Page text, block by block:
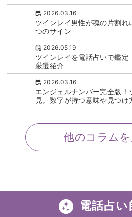
スピリチュアルなお悩みがあ
2026.04.30
ハイヤーセルフとは？効果や
時の感覚について徹底解説！
2026.03.16
ツインレイ男性が魂の片割れ
つのサイン
2026.05.19
ツインレイを電話占いで鑑定
2026.03.16
エンジェルナンバー完全版
見。数字が持つ意味や見つけ
他のコラム